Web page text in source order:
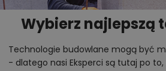
Wybierz najlepszą
Technologie budowlane mogą być
- dlatego nasi Eksperci są tutaj po